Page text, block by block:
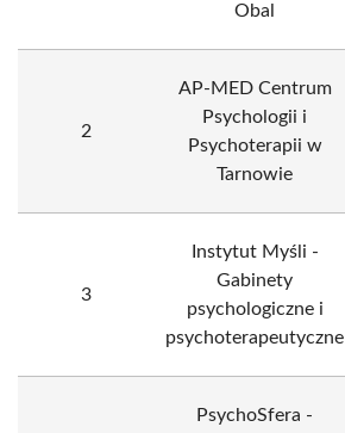
Obal
2
AP-MED Centrum
Psychologii i
Psychoterapii w
Tarnowie
3
Instytut Myśli -
Gabinety
psychologiczne i
psychoterapeutyczne
PsychoSfera -